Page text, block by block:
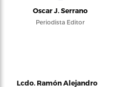
Oscar J. Serrano
Periodista Editor
Lcdo. Ramón Alejandro